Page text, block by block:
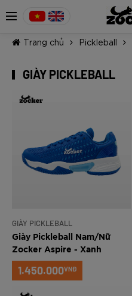
Trang chủ Pickleball
GIÀY PICKLEBALL
GIÀY PICKLEBALL
Giày Pickleball Nam/Nữ
Zocker Aspire - Xanh
1.450.000VNĐ